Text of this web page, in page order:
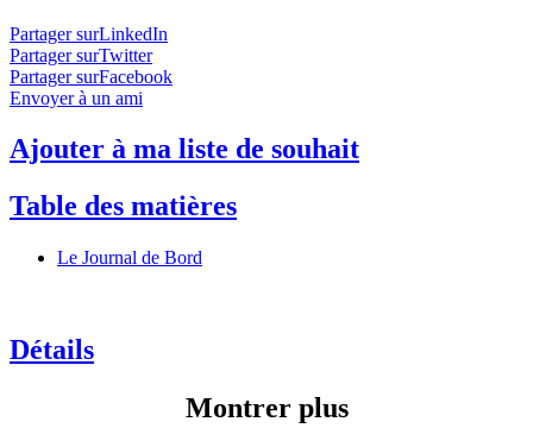
Partager surLinkedIn
Partager surTwitter
Partager surFacebook
Envoyer à un ami
Ajouter à ma liste de souhait
Table des matières
Le Journal de Bord
Détails
Montrer plus